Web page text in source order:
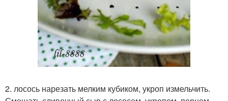
2. лосось нарезать мелким кубиком, укроп измельчить.